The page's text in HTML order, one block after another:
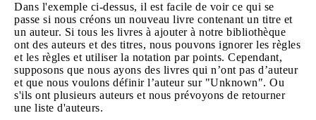
Dans l'exemple ci-dessus, il est facile de voir ce qui se
passe si nous créons un nouveau livre contenant un titre et
un auteur. Si tous les livres à ajouter à notre bibliothèque
ont des auteurs et des titres, nous pouvons ignorer les règles
et les règles et utiliser la notation par points. Cependant,
supposons que nous ayons des livres qui n’ont pas d’auteur
et que nous voulons définir l’auteur sur "Unknown". Ou
s'ils ont plusieurs auteurs et nous prévoyons de retourner
une liste d'auteurs.